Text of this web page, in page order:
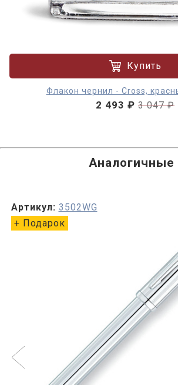
Купить
Флакон чернил - Cross,
2 493 ₽ 3 047 ₽
Аналогичные
+ Подарок
Артикул: 3502WG